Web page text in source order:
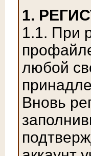
1.
1.1. При
любой
Вновь